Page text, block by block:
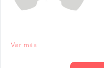
Ver más